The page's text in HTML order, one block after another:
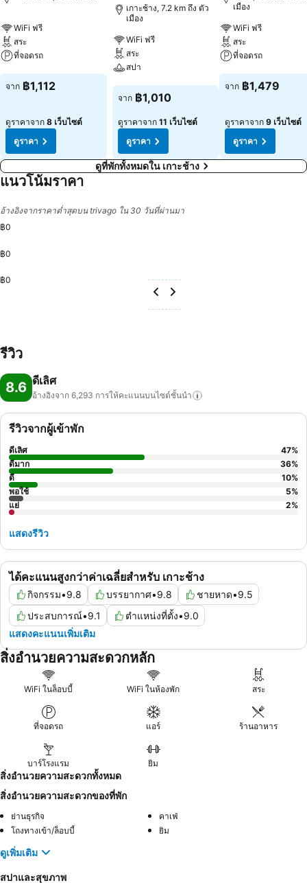
WiFi ฟรี
สระ
ที่จอดรถ
ดูราคา
จาก ฿1,112
ดูราคาจาก 8 เว็บไซต์
ดูราคา
เกาะช้าง, 7.2 km ถึง ตัว
เมือง
WiFi ฟรี
สระ
สปา
ดูราคา
จาก ฿1,010
ดูราคาจาก 11 เว็บไซต์
ดูราคา
เมือง
WiFi ฟรี
สระ
ที่จอดรถ
ดูราคา
จาก ฿1,479
ดูราคาจาก 9 เว็บไซต์
ดูราคา
ดูที่พักทั้งหมดใน เกาะช้าง
แนวโน้มราคา
อ้างอิงจากราคาต่ำสุดบน trivago ใน 30 วันที่ผ่านมา
฿0
฿0
฿0
รีวิว
8.6 ดีเลิศ
อ้างอิงจาก 6,293 การให้คะแนนบนไซต์ชั้นนำ
ได้คะแนนสูงกว่าค่าเฉลี่ยสำหรับ เกาะช้าง
กิจกรรม•9.8 บรรยากาศ•9.8 ชายหาด•9.5
ประสบการณ์•9.1 ตำแหน่งที่ตั้ง•9.0
แสดงคะแนนเพิ่มเติม
รีวิวจากผู้เข้าพัก
ดีเลิศ 47%
ดีมาก
36%
ดี
10%
พอใช้
5%
แย่
2%
แสดงรีวิว
สิ่งอำนวยความสะดวกหลัก
WiFi ในล็อบบี้ WiFi ในห้องพัก สระ
ที่จอดรถ แอร์ ร้านอาหาร
บาร์โรงแรม ยิม
สิ่งอำนวยความสะดวกทั้งหมด
สิ่งอำนวยความสะดวกของที่พัก
ย่านธุรกิจ
คาเฟ่
โถงทางเข้า/ล็อบบี้
ยิม
ดูเพิ่มเติม
สปาและสุขภาพ